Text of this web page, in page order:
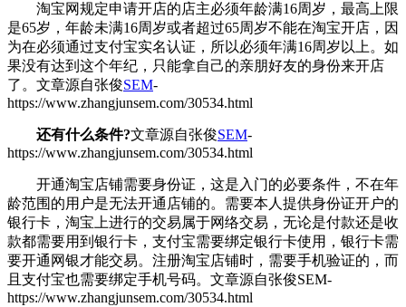
淘宝网规定申请开店的店主必须年龄满16周岁，最高上限
是65岁，年龄未满16周岁或者超过65周岁不能在淘宝开店，因
为在必须通过支付宝实名认证，所以必须年满16周岁以上。如
果没有达到这个年纪，只能拿自己的亲朋好友的身份来开店
了。 文章源自张俊SEM-
https://www.zhangjunsem.com/30534.html
还有什么条件?文章源自张俊SEM-
https://www.zhangjunsem.com/30534.html
开通淘宝店铺需要身份证，这是入门的必要条件，不在年
龄范围的用户是无法开通店铺的。需要本人提供身份证开户的
银行卡，淘宝上进行的交易属于网络交易，无论是付款还是收
款都需要用到银行卡，支付宝需要绑定银行卡使用，银行卡需
要开通网银才能交易。注册淘宝店铺时，需要手机验证的，而
且支付宝也需要绑定手机号码。 文章源自张俊SEM-
https://www.zhangjunsem.com/30534.html